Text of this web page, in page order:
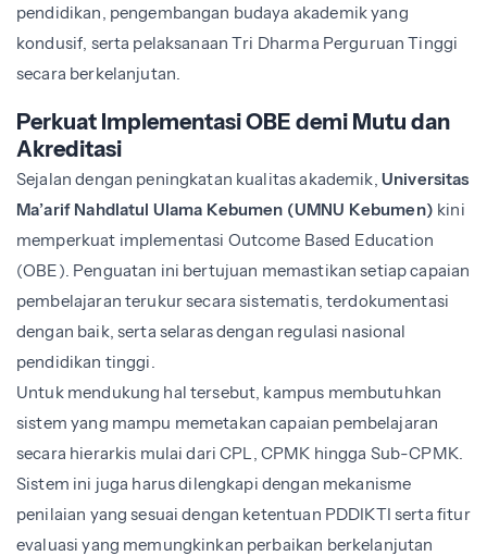
pendidikan, pengembangan budaya akademik yang
kondusif, serta pelaksanaan Tri Dharma Perguruan Tinggi
secara berkelanjutan.
Perkuat Implementasi OBE demi Mutu dan
Akreditasi
Sejalan dengan peningkatan kualitas akademik, Universitas
Ma’arif Nahdlatul Ulama Kebumen (UMNU Kebumen) kini
memperkuat implementasi Outcome Based Education
(OBE). Penguatan ini bertujuan memastikan setiap capaian
pembelajaran terukur secara sistematis, terdokumentasi
dengan baik, serta selaras dengan regulasi nasional
pendidikan tinggi.
Untuk mendukung hal tersebut, kampus membutuhkan
sistem yang mampu memetakan capaian pembelajaran
secara hierarkis mulai dari CPL, CPMK hingga Sub-CPMK.
Sistem ini juga harus dilengkapi dengan mekanisme
penilaian yang sesuai dengan ketentuan PDDIKTI serta fitur
evaluasi yang memungkinkan perbaikan berkelanjutan